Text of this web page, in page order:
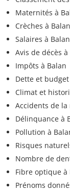
Maternités à
Crèches à Balan
Salaires à Balan
Avis de décès à
Impôts à Balan
Dette et
Climat et
Accidents de la
Délinquance à
Pollution à
Risques
Nombre de
Fibre optique à
Prénoms